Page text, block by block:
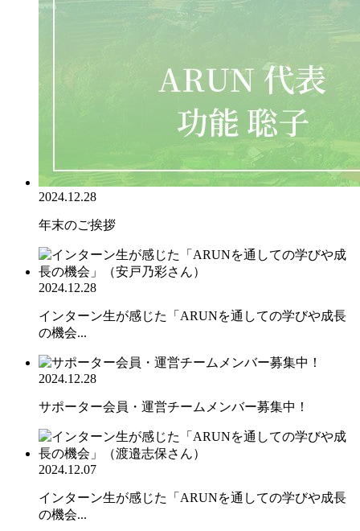
2024.12.28
年末のご挨拶
2024.12.28
インターン生が感じた「ARUNを通しての学びや成長
の機会...
2024.12.28
サポーター会員・運営チームメンバー募集中！
2024.12.07
インターン生が感じた「ARUNを通しての学びや成長
の機会...